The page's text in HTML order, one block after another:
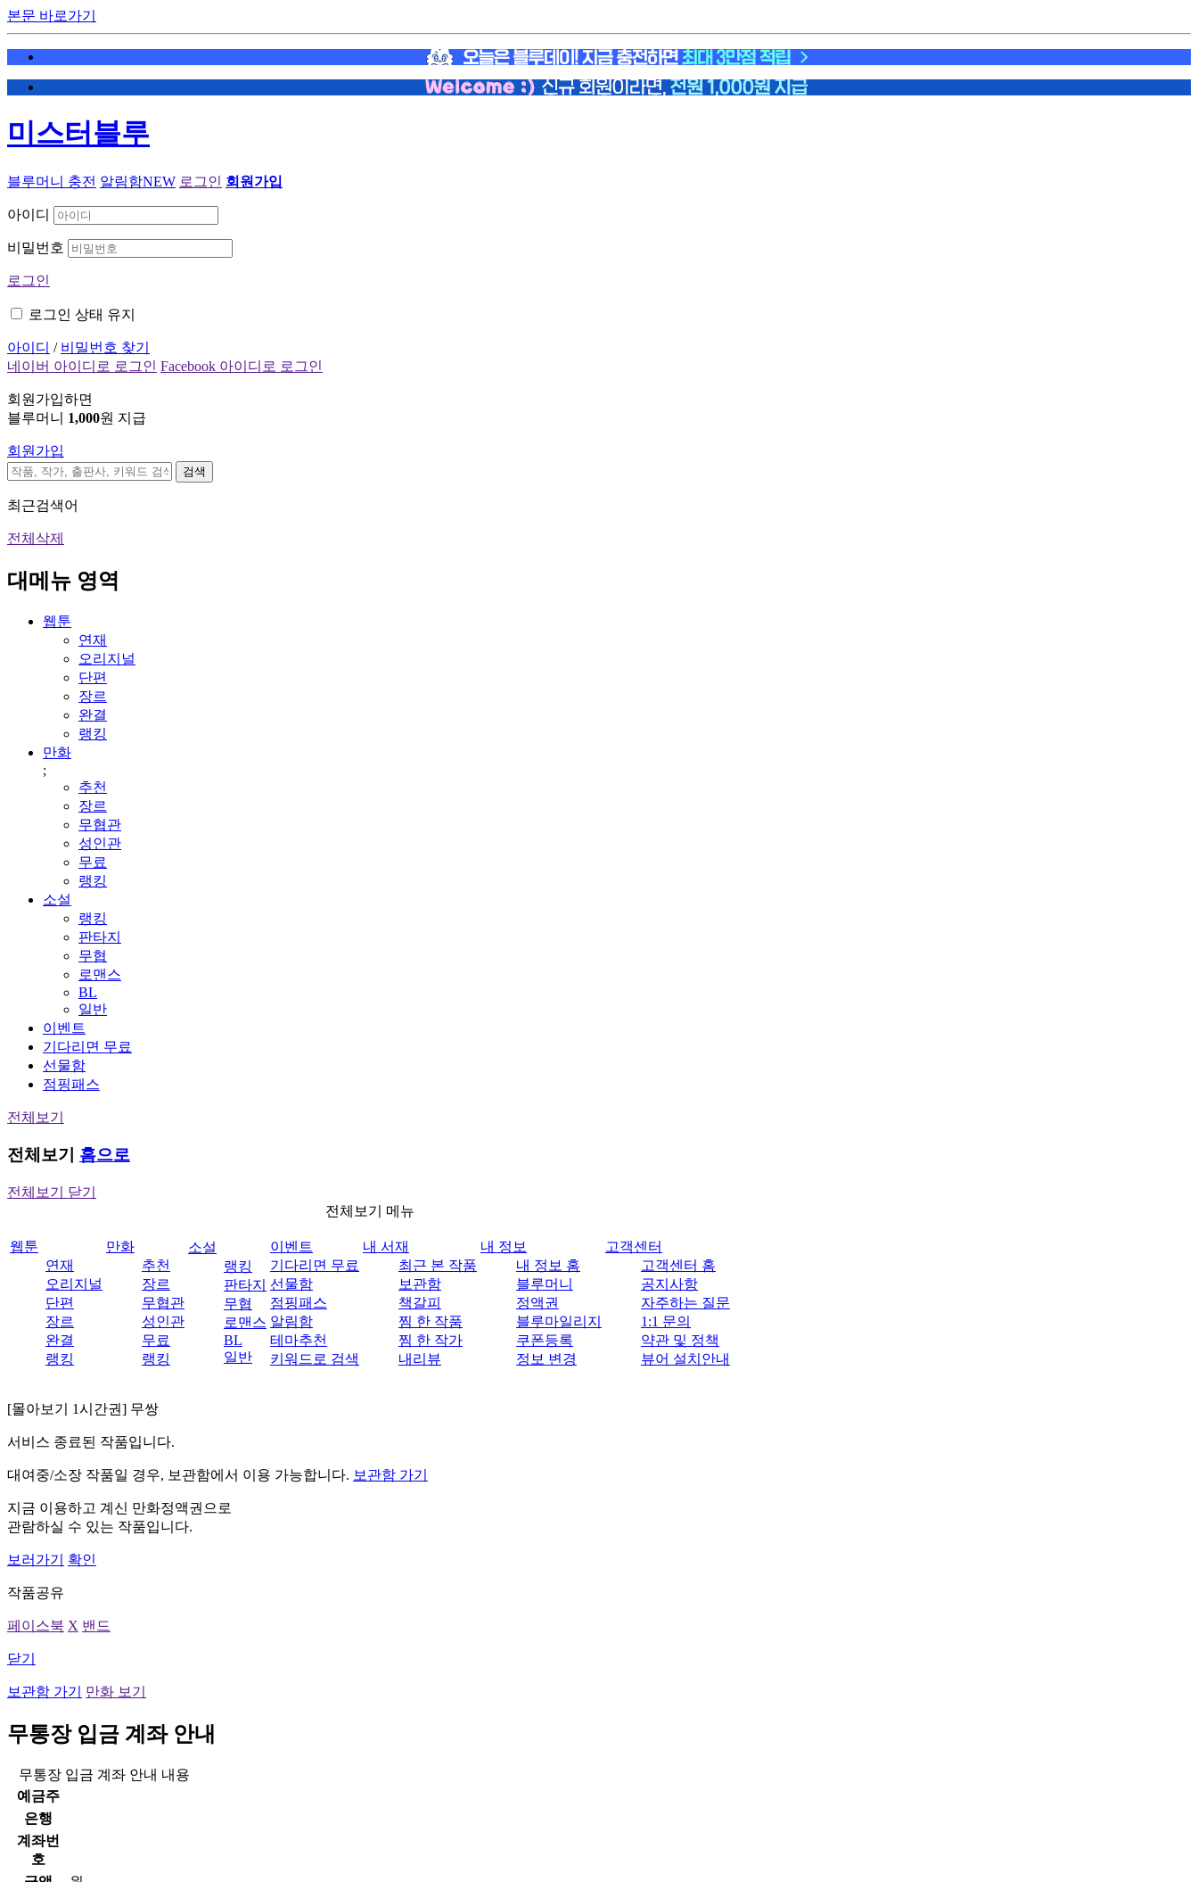
본문 바로가기
미스터블루
블루머니 충전 알림함NEW 로그인 회원가입
아이디
비밀번호
로그인
로그인 상태 유지
아이디 / 비밀번호 찾기
네이버 아이디로 로그인 Facebook 아이디로 로그인
회원가입하면
블루머니 1,000원 지급
회원가입
검색
최근검색어
전체삭제
대메뉴 영역
웹툰
연재
오리지널
단편
장르
완결
랭킹
만화
;
추천
장르
무협관
성인관
무료
랭킹
소설
랭킹
판타지
무협
로맨스
BL
일반
이벤트
기다리면 무료
선물함
점핑패스
전체보기
전체보기 홈으로
전체보기 닫기
전체보기 메뉴
웹툰
연재
오리지널
단편
장르
완결
랭킹
만화
추천
장르
무협관
성인관
무료
랭킹
소설
랭킹
판타지
무협
로맨스
BL
일반
이벤트
기다리면 무료
선물함
점핑패스
알림함
테마추천
키워드로 검색
내 서재
최근 본 작품
보관함
책갈피
찜 한 작품
찜 한 작가
내리뷰
내 정보
내 정보 홈
블루머니
정액권
블루마일리지
쿠폰등록
정보 변경
고객센터
고객센터 홈
공지사항
자주하는 질문
1:1 문의
약관 및 정책
뷰어 설치안내
[몰아보기 1시간권] 무쌍
서비스 종료된 작품입니다.
대여중/소장 작품일 경우, 보관함에서 이용 가능합니다. 보관함 가기
지금 이용하고 계신 만화정액권으로
관람하실 수 있는 작품입니다.
보러가기 확인
작품공유
페이스북 X 밴드
닫기
보관함 가기 만화 보기
무통장 입금 계좌 안내
무통장 입금 계좌 안내 내용
예금주
은행
계좌번
호